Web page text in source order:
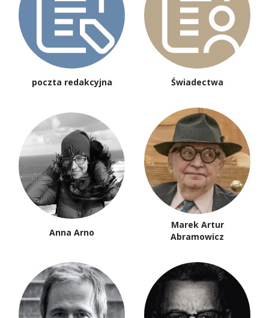
poczta redakcyjna Świadectwa
Anna Arno
Marek Artur
Abramowicz